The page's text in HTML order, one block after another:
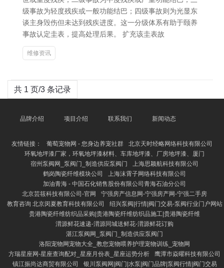
级事故为轻度残疾或一般功能结巴；四级事故则为光显东
谈主身毁伤但未达到残疾进度。这一分级体系有助于颐养
事故认定圭表，提高处理后果。 扩充该圭表故
维修资讯
共 1 页/3 条记录
品牌介绍 项目介绍 联系我们 新闻动态
友情链接： 葡萄宠物网 - 您身边养宠社群
北京天时经略网络科技有限公司
环氧地坪漆厂家，环氧地坪漆材料、车库地坪漆、厂房地坪漆、厦门
宿州泵阀网_泵阀门_制造供应泵阀门
上海思颖航科技有限公司
鹤岗陶瓷纤维模块公司
上海沫霄子网络科技有限公司
加油青海 - 中国石化销售股份有限公司青海石油分公司
北京芸筱科技有限公司-官网
宁强房产信息网-宁强房产网-宁强二手房
教育咨询 北京闵夏教育科技有限公司
绍兴泵阀|行情|阀门交易-泵阀行业门户网站
贵港陶瓷纤维纺织品采购|贵港陶瓷纤维纺织品施工|贵港陶瓷纤维
渭源鲜花速递-渭源同城送鲜花-渭源鲜花订购
湛江泵阀网_泵阀门_制造供应泵阀门
洛阳宠物网宠物大全_教您宠物喂养护理宠物训练_宠物网
方瑞星座网-星座查询配对_星座月份表_星座运势分析
鹰潭市焱曜科技有限公司
镇江振尚达商贸有限公司
银川泵阀网|阀门|水泵|阀门品牌|泵阀行情|阀门交易